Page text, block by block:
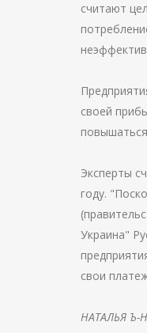
считают
своей
Эксперты
году.
Украина"
свои
НАТАЛЬЯ Ъ-